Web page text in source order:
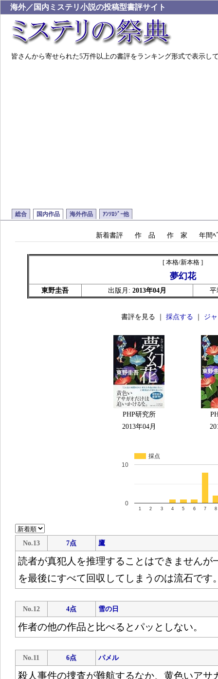
海外／国内ミステリ小説の投稿型書評サイト
皆さんから寄せられた5万件以上の書評をランキング形式で表示し
総合 国内作品 海外作品 ｱﾝｿﾛｼﾞｰ他
新着書評 作 品 作 家 年間ﾍ
[ 本格/新本格 ]
夢幻花
東野圭吾 出版月: 2013年04月
書評を見る ｜ 採点する ジ
PHP研究所
2013年04月
採点
1 2 3 4 5 6 7 8
0
10
No.13 7点 鷹
読者が真犯人を推理することはできませんが
を最後にすべて回収してしまうのは流石です
No.12 4点 雪の日
作者の他の作品と比べるとパッとしない。
No.11 6点 パメル
殺人事件の捜査が難航するなか、黄色いアサ